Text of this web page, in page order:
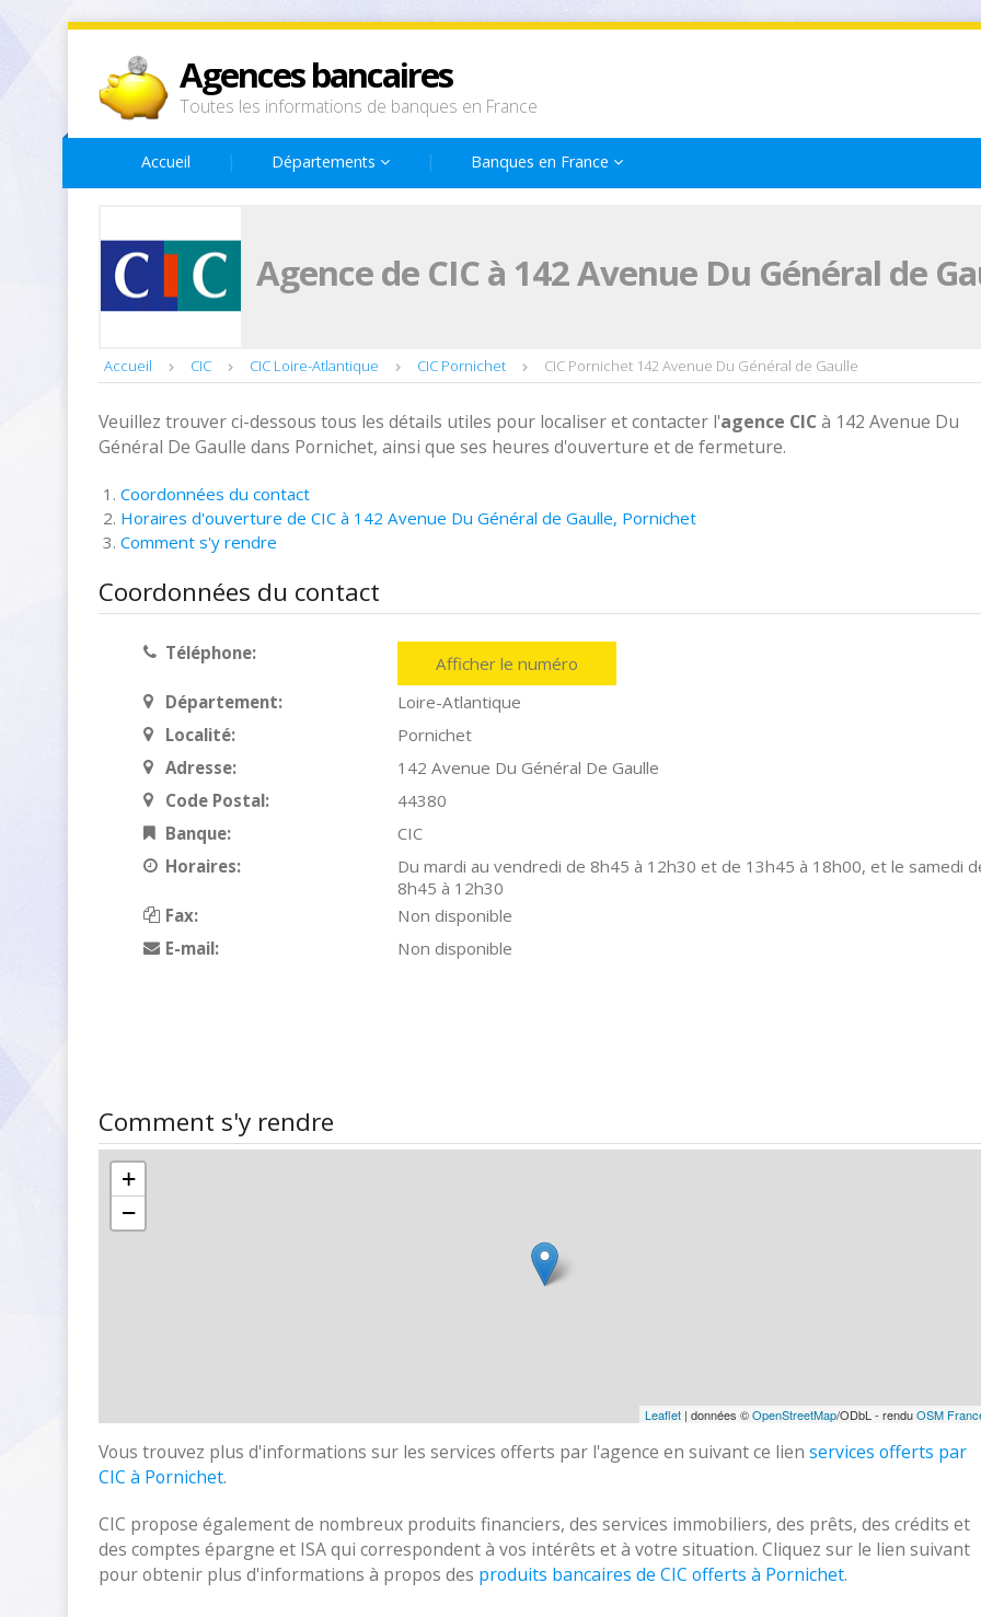
Agences bancaires
Toutes les informations de banques en France
Accueil Départements Banques en France
Agence de CIC à 142 Avenue Du Général de
Accueil CIC CIC Loire-Atlantique CIC Pornichet CIC Pornichet 142 Avenue Du Général de Gaulle
Veuillez trouver ci-dessous tous les détails utiles pour localiser et contacter l'agence CIC à 142 Avenue Du
Général De Gaulle dans Pornichet, ainsi que ses heures d'ouverture et de fermeture.
Coordonnées du contact
Horaires d'ouverture de CIC à 142 Avenue Du Général de Gaulle, Pornichet
Comment s'y rendre
Coordonnées du contact
Téléphone:
Afficher le numéro
Département:
Loire-Atlantique
Localité:
Pornichet
Adresse:
142 Avenue Du Général De Gaulle
Code Postal:
44380
Banque:
CIC
Horaires:
Du mardi au vendredi de 8h45 à 12h30 et de 13h45 à 18h00, et le samedi
8h45 à 12h30
Fax:
Non disponible
E-mail:
Non disponible
Comment s'y rendre
+
−
Leaflet| données ©OpenStreetMap/ODbL - renduOSM
Vous trouvez plus d'informations sur les services offerts par l'agence en suivant ce lien services offerts par
CIC à Pornichet.
CIC propose également de nombreux produits financiers, des services immobiliers, des prêts, des crédits et
des comptes épargne et ISA qui correspondent à vos intérêts et à votre situation. Cliquez sur le lien suivant
pour obtenir plus d'informations à propos des produits bancaires de CIC offerts à Pornichet.